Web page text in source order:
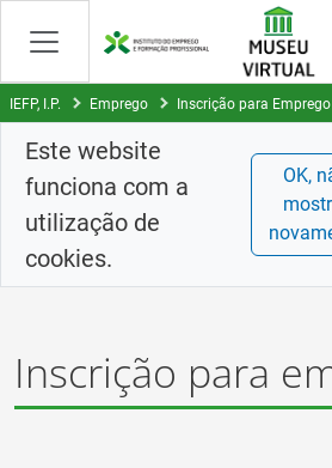
Saltar
para
conteúdo
principal
IEFP, I.P. Emprego Inscrição para Emprego
Este website
funciona com a
utilização de
cookies.
OK,
Inscrição para